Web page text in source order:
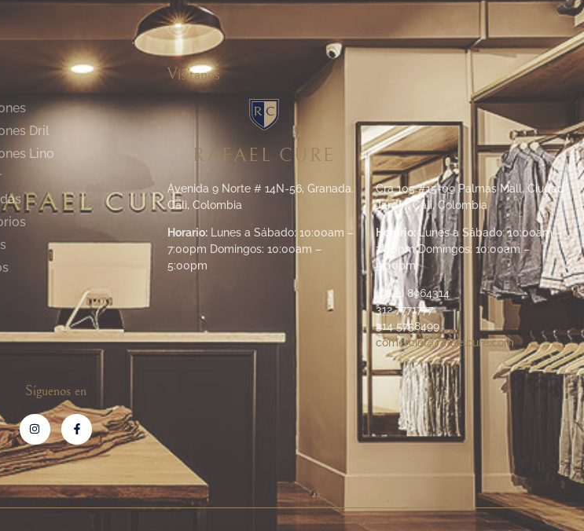
Dril
Lino
Visítanos
RAFAEL CURE
Avenida 9 Norte # 14N-56, Granada.
Cali, Colombia
Horario: Lunes a Sábado: 10:00am –
7:00pm Domingos: 10:00am –
5:00pm
Cra 105 #15-09 Palmas Mall, Ciudad
Jardín. Cali, Colombia
Horario:Lunes a Sábado: 10:00am –
7:00pm Domingos: 10:00am –
5:00pm
(60 2) 8964314
312 7771777
314 5758499
comercial@rafaelcure.com
Síguenos en